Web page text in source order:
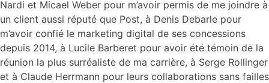
Nardi et Micael Weber pour m’avoir permis de me joindre à
un client aussi réputé que Post, à Denis Debarle pour
m’avoir confié le marketing digital de ses concessions
depuis 2014, à Lucile Barberet pour avoir été témoin de la
réunion la plus surréaliste de ma carrière, à Serge Rollinger
et à Claude Herrmann pour leurs collaborations sans failles